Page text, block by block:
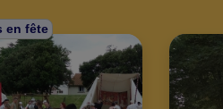
en fête